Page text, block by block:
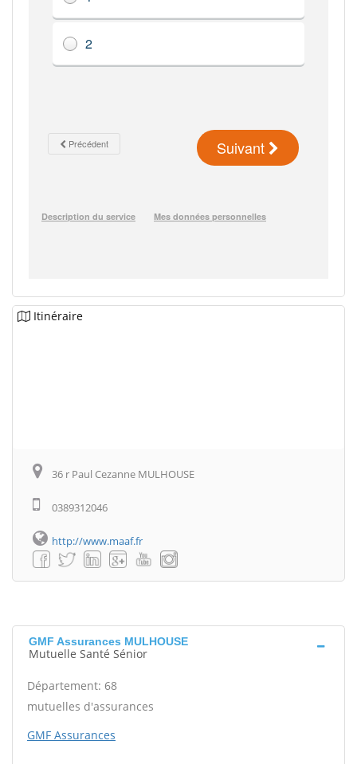
Itinéraire
36 r Paul Cezanne MULHOUSE
0389312046
http://www.maaf.fr
GMF Assurances MULHOUSE
Mutuelle Santé Sénior
Département: 68
mutuelles d'assurances
GMF Assurances